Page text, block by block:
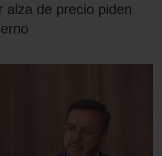
alza de precio piden